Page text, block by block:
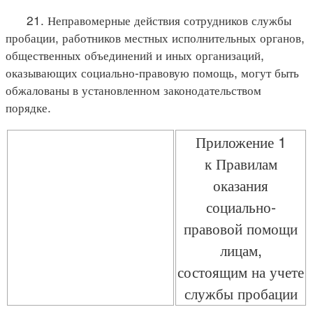
21. Неправомерные действия сотрудников службы
пробации, работников местных исполнительных органов,
общественных объединений и иных организаций,
оказывающих социально-правовую помощь, могут быть
обжалованы в установленном законодательством
порядке.
Приложение 1
к Правилам
оказания
социально-
правовой помощи
лицам,
состоящим на учете
службы пробации